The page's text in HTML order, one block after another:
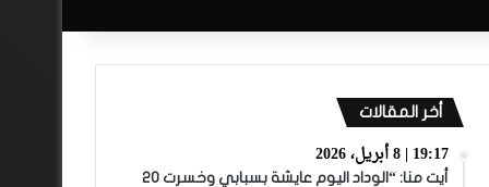
أخر المقالات
19:17 | 8 أبريل، 2026
أيت منا: “الوداد اليوم عايشة بسبابي وخسرت 20